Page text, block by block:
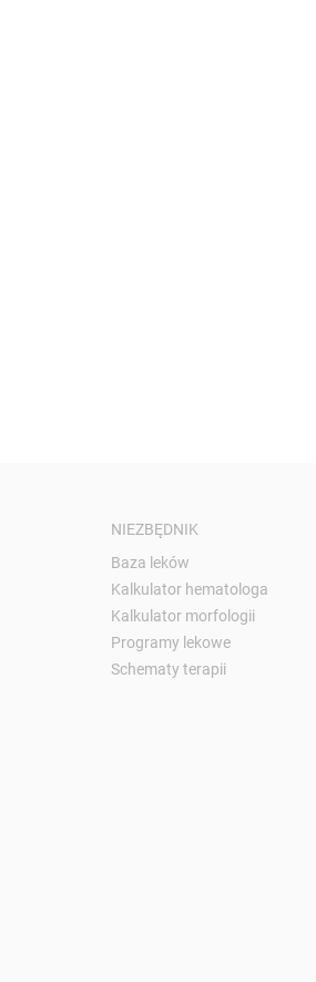
NIEZBĘDNIK
Baza leków
Kalkulator hematologa
Kalkulator morfologii
Programy lekowe
Schematy terapii